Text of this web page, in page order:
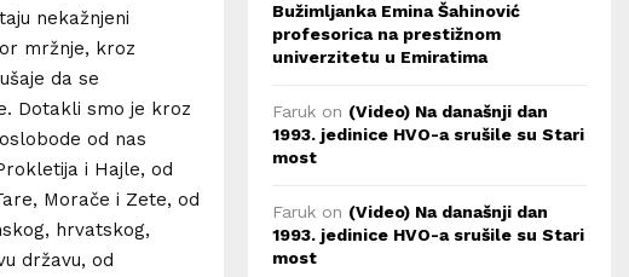
nekažnjeni
mržnje, kroz
da se
Dotakli smo je kroz
od nas
i Hajle, od
Morače i Zete, od
hrvatskog,
državu, od
Bužimljanka Emina Šahinović
profesorica na prestižnom
univerzitetu u Emiratima
Faruk on (Video) Na današnji dan
1993. jedinice HVO-a srušile su Stari
most
Faruk on (Video) Na današnji dan
1993. jedinice HVO-a srušile su Stari
most